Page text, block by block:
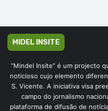
MIDEL INSITE
“Mindel Insite” é um projecto
noticioso cujo elemento
S. Vicente. A iniciativa visa
campo do jornalismo
plataforma de difusão de